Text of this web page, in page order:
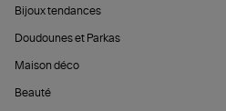
Bijoux tendances
Doudounes et Parkas
Maison déco
Beauté